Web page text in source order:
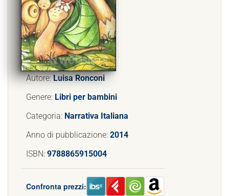
Autore:Luisa Ronconi
Genere: Libri per bambini
Categoria: Narrativa Italiana
Anno di pubblicazione: 2014
ISBN: 9788865915004
Confronta prezzi: